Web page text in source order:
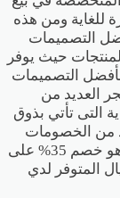
للغاية ومن هذه
التصميمات
حيث يوفر
بأفضل التصميمات
العديد من
التى تأتي بذوق
من الخصومات
والعروض داخل المتجر ومن هذه الخصومات هو خصم 35% على
المتوفر لدي